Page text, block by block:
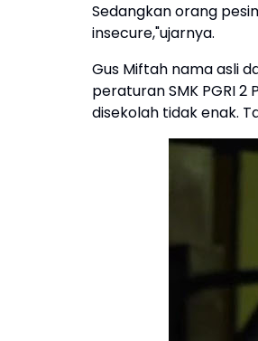
Sedangkan orang
insecure,"ujarnya.
Gus Miftah nama asli
peraturan SMK PGRI
disekolah tidak enak.